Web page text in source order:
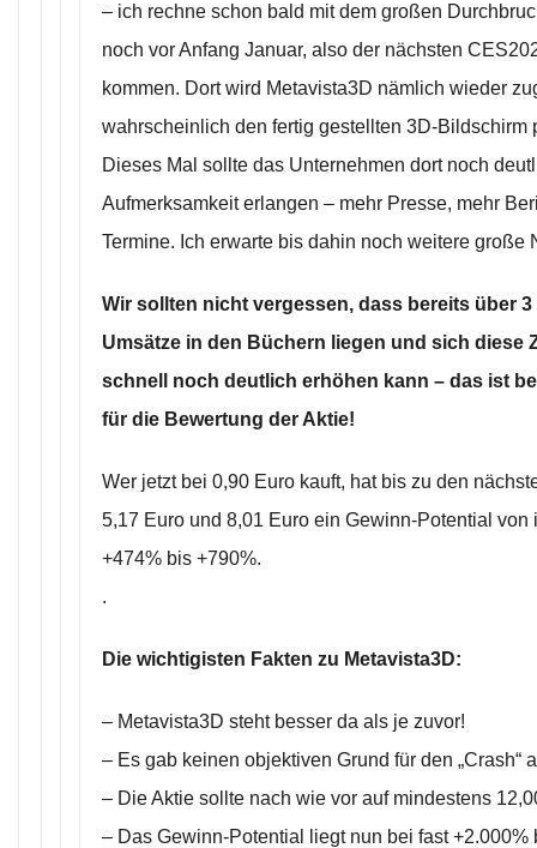
– ich rechne schon bald mit dem großen
noch vor Anfang Januar, also der nächsten
kommen. Dort wird Metavista3D nämlich wieder
wahrscheinlich den fertig gestellten 3D-Bildschirm
Dieses Mal sollte das Unternehmen dort noch
Aufmerksamkeit erlangen – mehr Presse, mehr
Termine. Ich erwarte bis dahin noch weitere große
Wir sollten nicht vergessen, dass bereits über 3
Umsätze in den Büchern liegen und sich diese
schnell noch deutlich erhöhen kann – das ist
für die Bewertung der Aktie!
Wer jetzt bei 0,90 Euro kauft, hat bis zu den
5,17 Euro und 8,01 Euro ein Gewinn-Potential von
+474% bis +790%.
.
Die wichtigisten Fakten zu Metavista3D:
– Metavista3D steht besser da als je zuvor!
– Es gab keinen objektiven Grund für den „Crash“
– Die Aktie sollte nach wie vor auf mindestens
– Das Gewinn-Potential liegt nun bei fast +2.000%